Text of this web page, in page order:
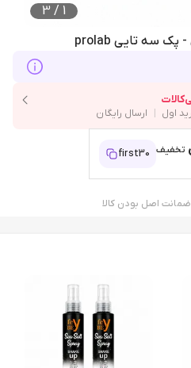
1
/
3
تخفیف first30
ضمانت اصل بودن کالا